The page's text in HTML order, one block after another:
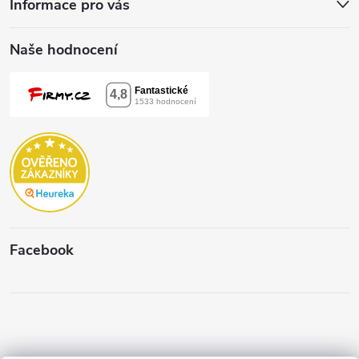
Informace pro vás
Naše hodnocení
Facebook